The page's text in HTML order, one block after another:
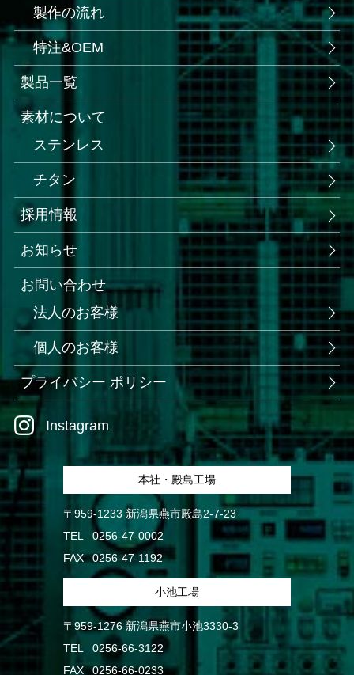
製作の流れ
特注&OEM
Instagram
製品一覧
素材について
ステンレス
チタン
採用情報
お知らせ
お問い合わせ
法人のお客様
個人のお客様
プライバシー ポリシー
本社・殿島工場
〒959-1233 新潟県燕市殿島2-7-23
TEL
0256-47-0002
FAX
0256-47-1192
小池工場
〒959-1276 新潟県燕市小池3330-3
TEL
0256-66-3122
FAX
0256-66-0233